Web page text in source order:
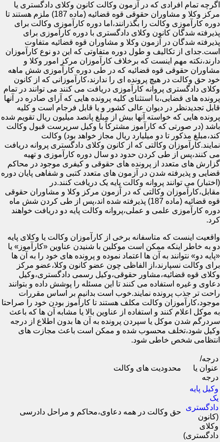
اگرچه تمام افرادی که در آزمون وکالت کانون وکلای دادگستری یا
مرکز وکلا و مشاوران حقوقی قوه قضائیه (ماده 187) ملزم هستند تا
دوره کارآموزی وکالت را بگذرانند،اما دوره کارآموزی وکالت برای
پذیرفته شدگان کانون وکلای دادگستری با دوره کارآموزی برای
پذیرفته شدگان در آزمون وکلا و مشاوران قوه قضائیه متفاوت
است.جدای از تکالیف و طول دوره متفاوتی که این دو نوع کارآموزان
دارند،نکته مهم اینست که برخلاف کارآموزان مرکز امور وکلا و
مشاوران حقوقی قوه قضائیه که در طی دوره کارآموزی شش ماهه
خود حق وکالت در هیچ پرونده ای را ندارند،کارآموزانی که از کانون
وکلای دادگستری پروانه کارآموزی دریافت می کنند می توانند در تمام
پرونده های قضایی،با استثنای کلیه پرونده هایی که آرای صادره در آنها
قابل تجدیدنظر در دیوان عالی کشور و یا قابل فرجام است و کلیه
پرونده هایی که خواسته آنها بیش از مبلغ پانصد میلیون ریال تقویم شده
باشد (در صورتی که کارآموز مشترکاً با وکیل سرپرست قبول وکالت
کند،مبلغ مذکور تا دو میلیارد ریال مجاز خواهد بود) وکالت
نمایند.کارآموزان وکالتی که از کانون وکلای دادگستری پروانه دریافت
می کنند،پس از طی کردن حدود دو سال دوره کارآموزی و تهیه
گزارش های متعدد از پرونده های حقوقی و کیفری موجود در محاکم
قضایی و پذیرفته شدن در آزمون های متعدد کتبی و شفاهی پایان دوره
(اختبار) می توانند پروانه وکالت پایه یک دریافت کنند.در
مقابل،کارآموزان وکالتی که در آزمون مرکز وکلا و مشاوران حقوقی
قوه قضائیه (ماده 187) پذیرفته شده اند،پس از طی کردن شش ماه
دوره کارآموزی علمی و عملی،پروانه وکالت پایه دو دریافت خواهند
کرد.
واقعیت اینست که متاسفانه برخی از کارآموزان وکالت یا وکلای پایه
دو به خاطر اینکه ممکن است موکلین با شنیدن عناوین «کارآموز» یا
«پایه دو» نتوانند به آن ها اعتماد نموده و پرونده های خود را به آن ها
برای وکالت نسپارند،از الفاظی چون عضو کانون وکلا،عضو مرکز
وکلای قوه قضائیه،مشاور حقوقی،وکیل رسمی دادگستری،وکیل
دعاوی و غیره استفاده می کنند تا این مسئله را پوشش داده و بتوانند
راحت تر جذب پرونده نمایند.خوب است بدانیم بر اساس مقررات
موجود،کارآموزان وکالت مکلف هستند تا کارآموز بودن خود را صراحتا
به موکل اعلام کنند و استفاده از عناوین بالا یا مشابه آن ها که باعث
سردرگم شدن موکل یا سپردن پرونده به آن ها بدون اطلاع از درجه
وکیل شود،تخلف محسوب شده و ممکن است باعث مجازت های
انتظامی شخص خاطی شود.
درجه/
عنوان یا
درجه
محدودیت های وکالت
وکیل پایه
یک
دادگستری
(کانون
وکلای
دادگستری)
حق وکالت در همه دعاوی،محاکم و مراحل دادرسی